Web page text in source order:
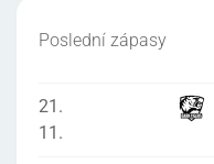
Poslední zápasy
21.
11.